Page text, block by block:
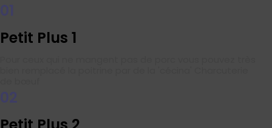
01
Petit Plus 1
02